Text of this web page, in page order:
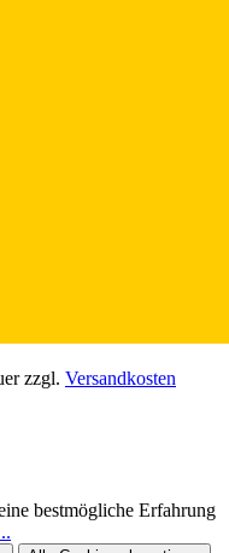
zzgl. Versandkosten
bestmögliche Erfahrung